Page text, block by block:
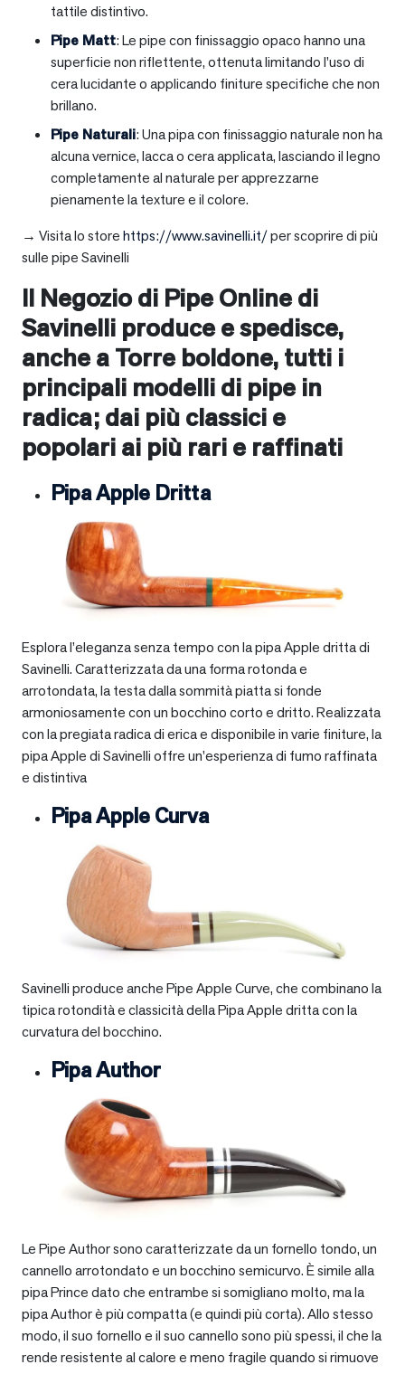
tattile distintivo.
Pipe Matt: Le pipe con finissaggio opaco hanno una
superficie non riflettente, ottenuta limitando l’uso di
cera lucidante o applicando finiture specifiche che non
brillano.
Pipe Naturali: Una pipa con finissaggio naturale non ha
alcuna vernice, lacca o cera applicata, lasciando il legno
completamente al naturale per apprezzarne
pienamente la texture e il colore.
→ Visita lo storehttps://www.savinelli.it/per scoprire di più
sulle pipe Savinelli
Il Negozio di Pipe Online di
Savinelli produce e spedisce,
anche aTorre boldone, tutti i
principali modelli di pipe in
radica; dai più classici e
popolari ai più rari e raffinati
Pipa Apple Dritta
Esplora l’eleganza senza tempo con la pipa Apple dritta di
Savinelli. Caratterizzata da una forma rotonda e
arrotondata, la testa dalla sommità piatta si fonde
armoniosamente con un bocchino corto e dritto. Realizzata
con la pregiata radica di erica e disponibile in varie finiture, la
pipa Apple di Savinelli offre un’esperienza di fumo raffinata
e distintiva
Pipa Apple Curva
Savinelli produce anche Pipe Apple Curve, che combinano la
tipica rotondità e classicità della Pipa Apple dritta con la
curvatura del bocchino.
Pipa Author
Le Pipe Author sono caratterizzate da un fornello tondo, un
cannello arrotondato e un bocchino semicurvo. È simile alla
pipa Prince dato che entrambe si somigliano molto, ma la
pipa Author è più compatta (e quindi più corta). Allo stesso
modo, il suo fornello e il suo cannello sono più spessi, il che la
rende resistente al calore e meno fragile quando si rimuove